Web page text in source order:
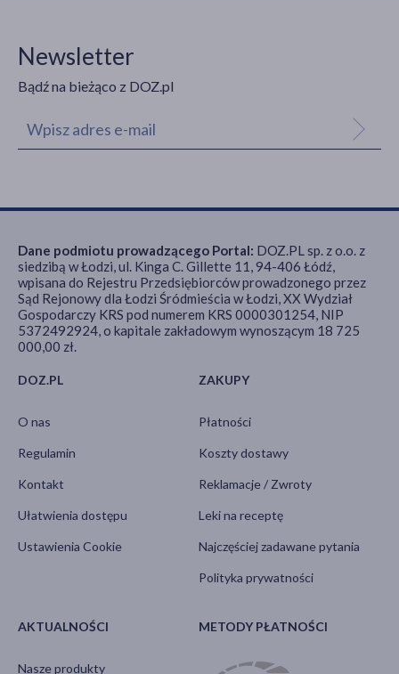
Newsletter
Bądź na bieżąco z DOZ.pl
DOZ.PL
O nas
Regulamin
Kontakt
Ułatwienia dostępu
Ustawienia Cookie
ZAKUPY
Płatności
Koszty dostawy
Reklamacje / Zwroty
Leki na receptę
Najczęściej zadawane pytania
Polityka prywatności
AKTUALNOŚCI
Nasze produkty
METODY PŁATNOŚCI
Dane podmiotu prowadzącego Portal: DOZ.PL sp. z o.o. z
siedzibą w Łodzi, ul. Kinga C. Gillette 11, 94-406 Łódź,
wpisana do Rejestru Przedsiębiorców prowadzonego przez
Sąd Rejonowy dla Łodzi Śródmieścia w Łodzi, XX Wydział
Gospodarczy KRS pod numerem KRS 0000301254, NIP
5372492924, o kapitale zakładowym wynoszącym 18 725
000,00 zł.